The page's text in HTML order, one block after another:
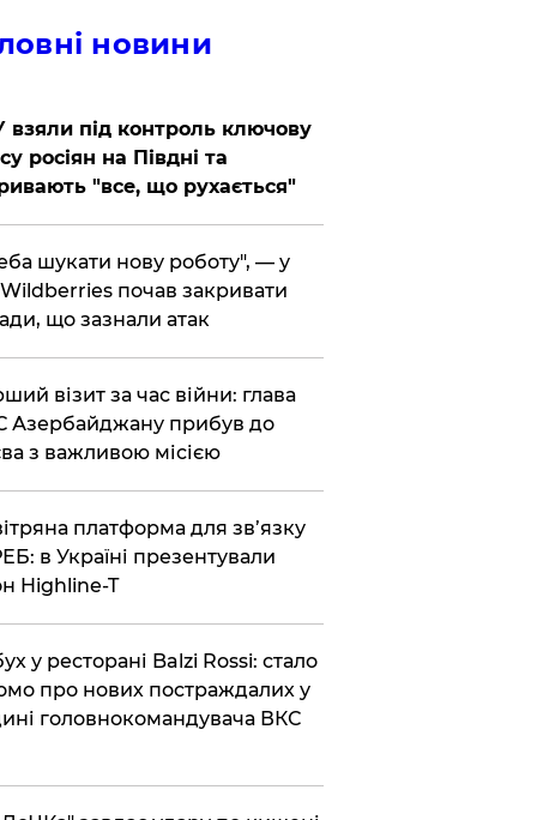
новини
взяли під контроль ключову
росіян на Півдні та
"все, що рухається"
шукати нову роботу", — у
почав закривати
що зазнали атак
візит за час війни: глава
Азербайджану прибув до
з важливою місією
платформа для зв’язку
в Україні презентували
Highline-T
у ресторані Balzi Rossi: стало
про нових постраждалих у
головнокомандувача ВКС